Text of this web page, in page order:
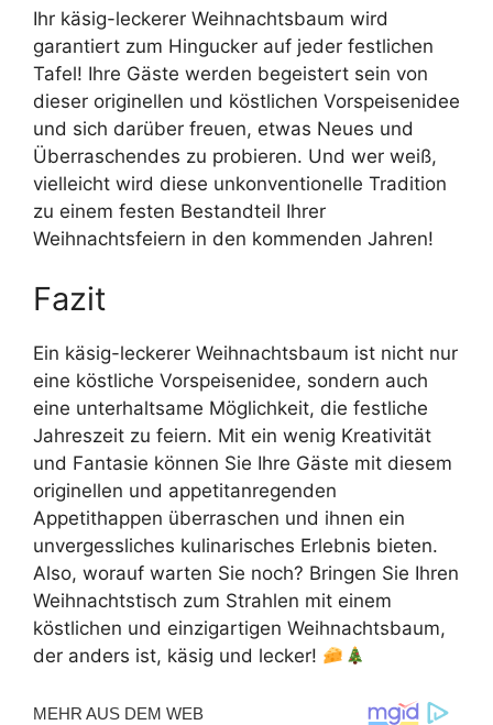
Ihr käsig-leckerer Weihnachtsbaum wird
garantiert zum Hingucker auf jeder festlichen
Tafel! Ihre Gäste werden begeistert sein von
dieser originellen und köstlichen Vorspeisenidee
und sich darüber freuen, etwas Neues und
Überraschendes zu probieren. Und wer weiß,
vielleicht wird diese unkonventionelle Tradition
zu einem festen Bestandteil Ihrer
Weihnachtsfeiern in den kommenden Jahren!
Fazit
Ein käsig-leckerer Weihnachtsbaum ist nicht nur
eine köstliche Vorspeisenidee, sondern auch
eine unterhaltsame Möglichkeit, die festliche
Jahreszeit zu feiern. Mit ein wenig Kreativität
und Fantasie können Sie Ihre Gäste mit diesem
originellen und appetitanregenden
Appetithappen überraschen und ihnen ein
unvergessliches kulinarisches Erlebnis bieten.
Also, worauf warten Sie noch? Bringen Sie Ihren
Weihnachtstisch zum Strahlen mit einem
köstlichen und einzigartigen Weihnachtsbaum,
der anders ist, käsig und lecker!